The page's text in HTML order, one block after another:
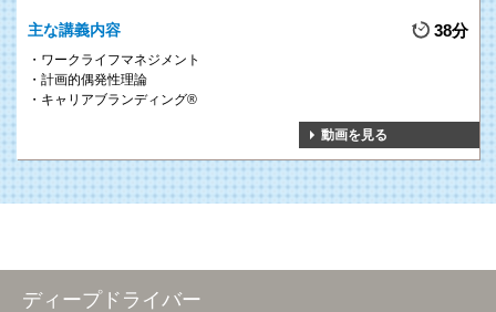
主な講義内容 38分
ワークライフマネジメント
計画的偶発性理論
キャリアブランディング®
動画を見る
ディープドライバー